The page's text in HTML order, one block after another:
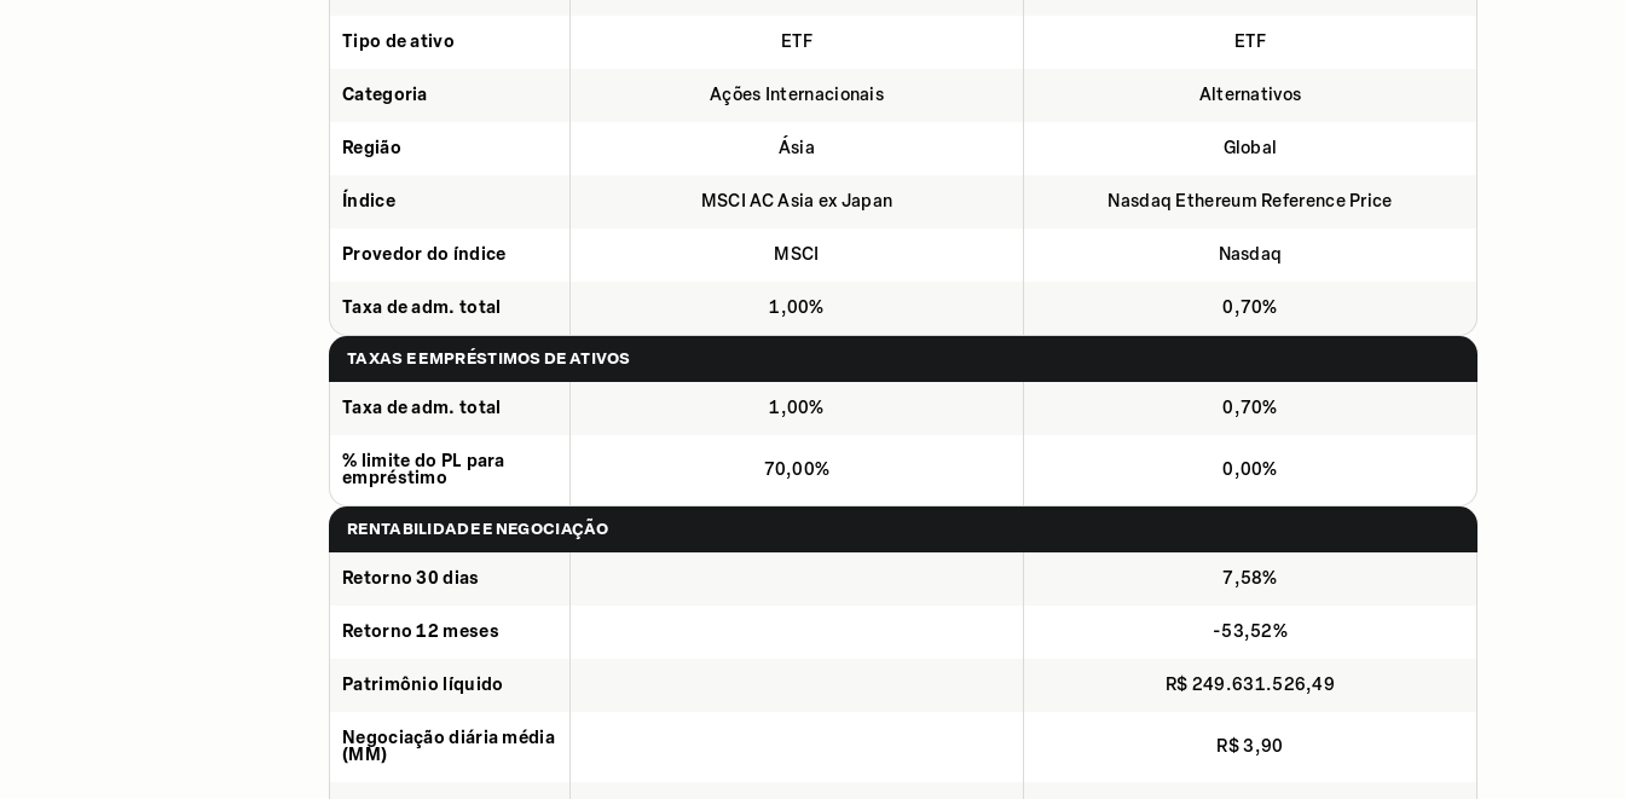
Tipo de ativo ETF ETF
Categoria Ações Internacionais Alternativos
Região Ásia Global
Índice MSCI AC Asia ex Japan Nasdaq Ethereum Reference Price
Provedor do índice MSCI Nasdaq
Taxa de adm. total 1,00% 0,70%
TAXAS E EMPRÉSTIMOS DE ATIVOS
Taxa de adm. total 1,00% 0,70%
% limite do PL para
empréstimo
70,00% 0,00%
RENTABILIDADE E NEGOCIAÇÃO
Retorno 30 dias 7,58%
Retorno 12 meses -53,52%
Patrimônio líquido R$ 249.631.526,49
Negociação diária média
(MM)
R$ 3,90